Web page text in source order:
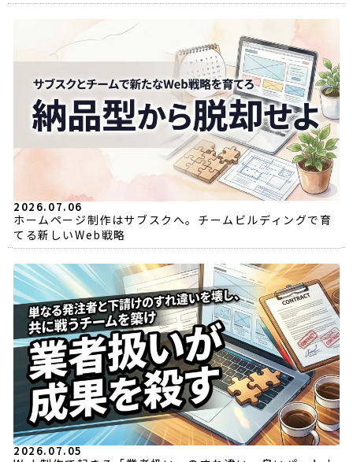
2026.07.06
ホームページ制作はサブスクへ。チームビルディングで育
てる新しいWeb戦略
2026.07.05